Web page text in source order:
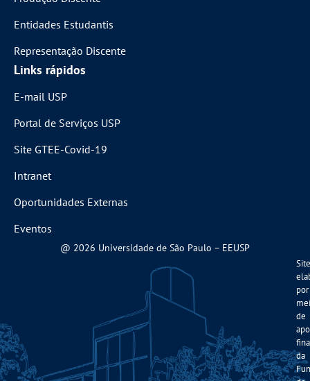
Entidades Estudantis
Representação Discente
Links rápidos
E-mail USP
Portal de Serviços USP
Site GTEE-Covid-19
Intranet
Oportunidades Externas
Eventos
@ 2026 Universidade de São Paulo – EEUSP
Site
por
de
da